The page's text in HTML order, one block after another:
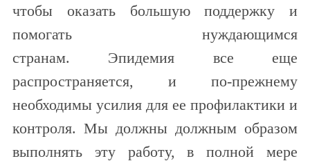
чтобы оказать большую поддержку и
помогать нуждающимся
странам. Эпидемия все еще
распространяется, и по-прежнему
необходимы усилия для ее профилактики и
контроля. Мы должны должным образом
выполнять эту работу, в полной мере